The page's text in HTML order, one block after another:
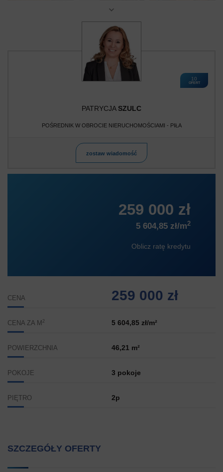
10
OFERT
PATRYCJA SZULC
POŚREDNIK W OBROCIE NIERUCHOMOŚCIAMI - PIŁA
zostaw wiadomość
259 000 zł
5 604,85 zł/m2
Oblicz ratę kredytu
CENA 259 000 zł
CENA ZA M 2 5 604,85 zł/m²
POWIERZCHNIA 46,21 m²
POKOJE 3 pokoje
PIĘTRO 2p
SZCZEGÓŁY OFERTY